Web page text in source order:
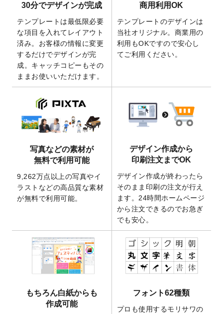
の全4ステップを解説！」を公開いたしまし
た。
2026/4/23
コラム「 画像の配置・差し替え・トリミン
グ」「テンプレート間でパーツを流用する
方法」を公開いたしました。
2026/4/21
アクリルキーホルダーのデザインテンプレ
ート を追加いたしました。
りました！
2025/12/22
【新商品】アクリルキーホルダーが作成で
きるようになりました！
2025/12/22
2026年版4月始まりのカレンダーデザイン
テンプレート
を公開いたしました。
開いたしました。
2025/9/30
【新商品】クリアファイルバッグ が作成で
きるようになりました！
2026年午年の年賀状デザインテンプレート
を公開いたしました。
2025/9/10
喪中はがき・寒中見舞いのデザインテンプ
レートを公開いたしました。
2025/8/1
9,160万点以上の写真やイラスト素材が無料
2025/7/30
キャンバスプリントのデザインテンプレー
トを追加いたしました。
30分でデザインが完成
テンプレートは最低限必要
な項目を入れてレイアウト
済み。お客様の情報に変更
するだけでデザインが完
成。キャッチコピーもその
ままお使いいただけます。
商用利用OK
テンプレートのデザインは
当社オリジナル。商業用の
利用もOKですので安心し
てご利用ください。
写真などの素材が
無料で利用可能
9,262万点以上の写真やイ
ラストなどの高品質な素材
が無料で利用可能。
デザイン作成から
印刷注文までOK
デザイン作成が終わったら
そのまま印刷の注文が行え
ます。24時間ホームページ
から注文できるのでお急ぎ
でも安心。
もちろん白紙からも
作成可能
フォント62種類
プロも使用するモリサワの